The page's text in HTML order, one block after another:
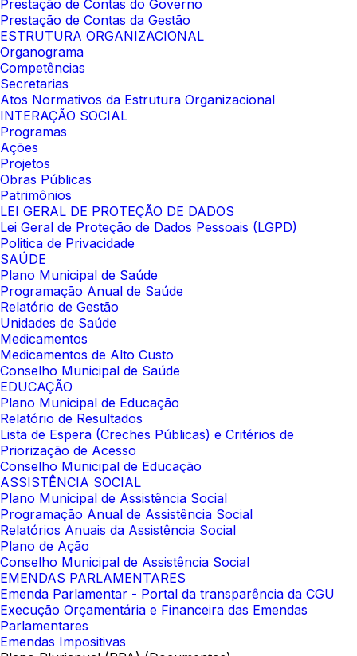
Prestação de Contas do Governo
Prestação de Contas da Gestão
ESTRUTURA ORGANIZACIONAL
Organograma
Competências
Secretarias
Atos Normativos da Estrutura Organizacional
INTERAÇÃO SOCIAL
Programas
Ações
Projetos
Obras Públicas
Patrimônios
LEI GERAL DE PROTEÇÃO DE DADOS
Lei Geral de Proteção de Dados Pessoais (LGPD)
Politica de Privacidade
SAÚDE
Plano Municipal de Saúde
Programação Anual de Saúde
Relatório de Gestão
Unidades de Saúde
Medicamentos
Medicamentos de Alto Custo
Conselho Municipal de Saúde
EDUCAÇÃO
Plano Municipal de Educação
Relatório de Resultados
Lista de Espera (Creches Públicas) e Critérios de
Priorização de Acesso
Conselho Municipal de Educação
ASSISTÊNCIA SOCIAL
Plano Municipal de Assistência Social
Programação Anual de Assistência Social
Relatórios Anuais da Assistência Social
Plano de Ação
Conselho Municipal de Assistência Social
EMENDAS PARLAMENTARES
Emenda Parlamentar - Portal da transparência da CGU
Execução Orçamentária e Financeira das Emendas
Parlamentares
Emendas Impositivas